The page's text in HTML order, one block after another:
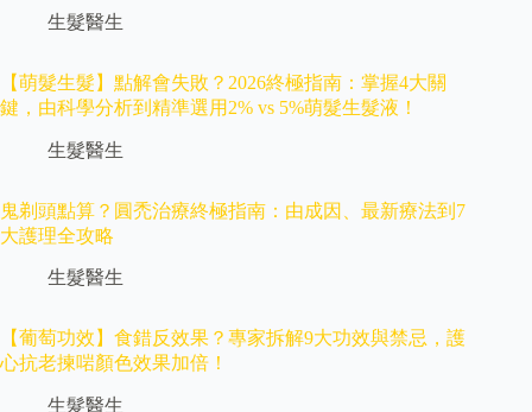
生髮醫生
【萌髮生髮】點解會失敗？2026終極指南：掌握4大關
鍵，由科學分析到精準選用2% vs 5%萌髮生髮液！
生髮醫生
鬼剃頭點算？圓禿治療終極指南：由成因、最新療法到7
大護理全攻略
生髮醫生
【葡萄功效】食錯反效果？專家拆解9大功效與禁忌，護
心抗老揀啱顏色效果加倍！
生髮醫生